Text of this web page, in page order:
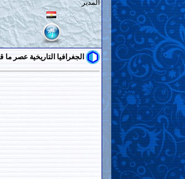
المدير
الجغرافيا التاريخية عصر ما